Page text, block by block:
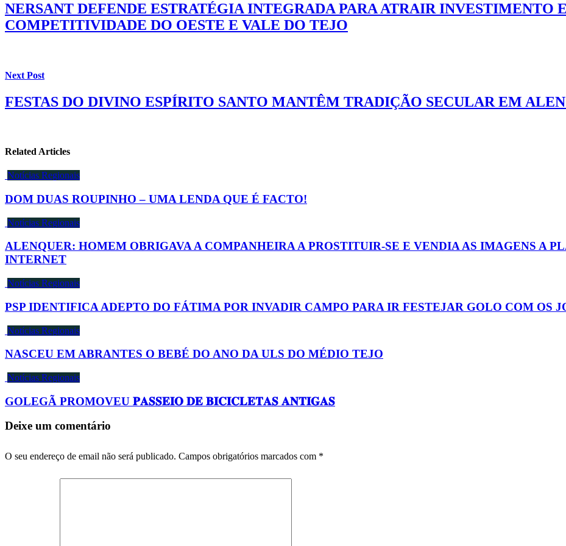
NERSANT DEFENDE ESTRATÉGIA INTEGRADA PARA ATRAIR INVESTIMENTO
COMPETITIVIDADE DO OESTE E VALE DO TEJO
Next Post
FESTAS DO DIVINO ESPÍRITO SANTO MANTÊM TRADIÇÃO SECULAR EM
Related Articles
Notícias Regionais
DOM DUAS ROUPINHO – UMA LENDA QUE É FACTO!
Notícias Regionais
ALENQUER: HOMEM OBRIGAVA A COMPANHEIRA A PROSTITUIR-SE E VENDIA AS IMAGENS A
INTERNET
Notícias Regionais
PSP IDENTIFICA ADEPTO DO FÁTIMA POR INVADIR CAMPO PARA IR FESTEJAR GOLO COM OS
Notícias Regionais
NASCEU EM ABRANTES O BEBÉ DO ANO DA ULS DO MÉDIO TEJO
Notícias Regionais
GOLEGÃ PROMOVEU 𝐏𝐀𝐒𝐒𝐄𝐈𝐎 𝐃𝐄 𝐁𝐈𝐂𝐈𝐂𝐋𝐄𝐓𝐀𝐒 𝐀𝐍𝐓𝐈𝐆𝐀𝐒
Deixe um comentário
O seu endereço de email não será publicado. Campos obrigatórios marcados com *